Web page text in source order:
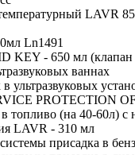
LAVR
Ln1491
KEY - 650 мл (клапан
ваннах
ультразвуковых
PROTECTION
топливо (на 40-60л) с
LAVR - 310 мл
присадка в